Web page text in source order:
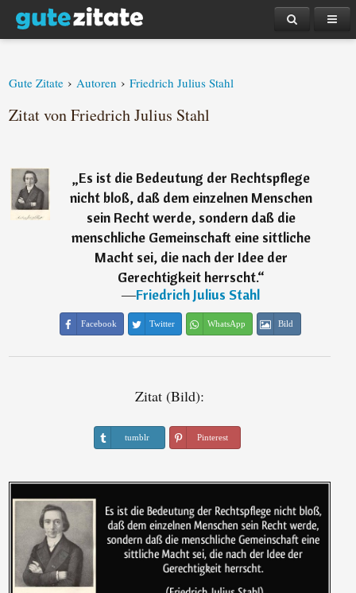
Gute Zitate › Autoren › Friedrich Julius Stahl
Zitat von Friedrich Julius Stahl
„Es ist die Bedeutung der Rechtspflege
nicht bloß, daß dem einzelnen Menschen
sein Recht werde, sondern daß die
menschliche Gemeinschaft eine sittliche
Macht sei, die nach der Idee der
Gerechtigkeit herrscht.“
―Friedrich Julius Stahl
Facebook Twitter WhatsApp Bild
Zitat (Bild):
tumblr Pinterest